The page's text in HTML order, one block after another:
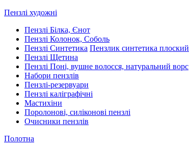
Пензлі художні
Пензлі Білка, Єнот
Пензлі Колонок, Соболь
Пензлі Синтетика Пензлик синтетика плоский
Пензлі Щетина
Пензлі Поні, вушне волосся, натуральний ворс
Набори пензлів
Пензлі-резервуари
Пензлі каліграфічні
Мастихіни
Поролонові, силіконові пензлі
Очисники пензлів
Полотна